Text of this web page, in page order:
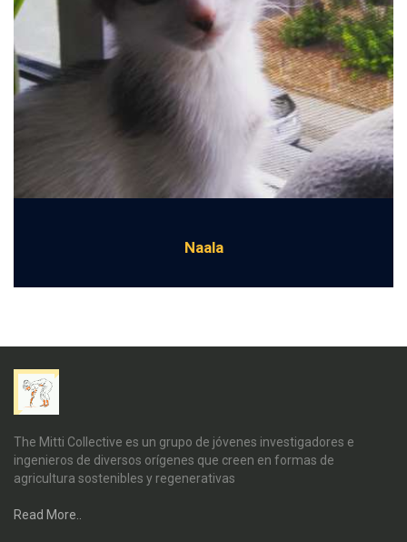
Naala
The Mitti Collective es un grupo de jóvenes investigadores e
ingenieros de diversos orígenes que creen en formas de
agricultura sostenibles y regenerativas
Read More..